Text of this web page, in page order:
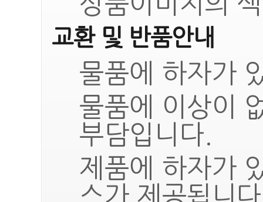
교환 및 반품안내
물품에 하자가
물품에 이상이
부담입니다.
제품에 하자가
스가 제공됩니